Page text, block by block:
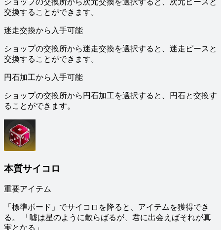
交換することができます。
迷走交換から入手可能
ショップの交換所から迷走交換を選択すると、迷走ピースと
交換することができます。
円石加工から入手可能
ショップの交換所から円石加工を選択すると、円石と交換す
ることができます。
本質サイコロ
重要アイテム
「標準ボード」でサイコロを降ると、アイテムを獲得でき
る。 「嘘は星のように散らばるが、君に出会えばそれが真
実となる」